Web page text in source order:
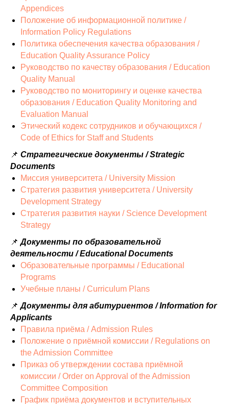
Appendices
Положение об информационной политике /
Information Policy Regulations
Политика обеспечения качества образования /
Education Quality Assurance Policy
Руководство по качеству образования / Education
Quality Manual
Руководство по мониторингу и оценке качества
образования / Education Quality Monitoring and
Evaluation Manual
Этический кодекс сотрудников и обучающихся /
Code of Ethics for Staff and Students
📌 Стратегические документы / Strategic
Documents
Миссия университета / University Mission
Стратегия развития университета / University
Development Strategy
Стратегия развития науки / Science Development
Strategy
📌Документы по образовательной
деятельности / Educational Documents
Образовательные программы / Educational
Programs
Учебные планы / Curriculum Plans
📌Документы для абитуриентов / Information for
Applicants
Правила приёма / Admission Rules
Положение о приёмной комиссии / Regulations on
the Admission Committee
Приказ об утверждении состава приёмной
комиссии / Order on Approval of the Admission
Committee Composition
График приёма документов и вступительных